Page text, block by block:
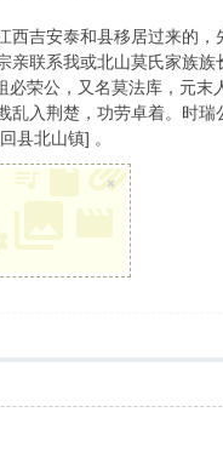
吉安泰和县移居过来的，
联系我或北山莫氏家族
荣公，又名莫法库，元
入荆楚，功劳卓着。时
县北山镇] 。
×